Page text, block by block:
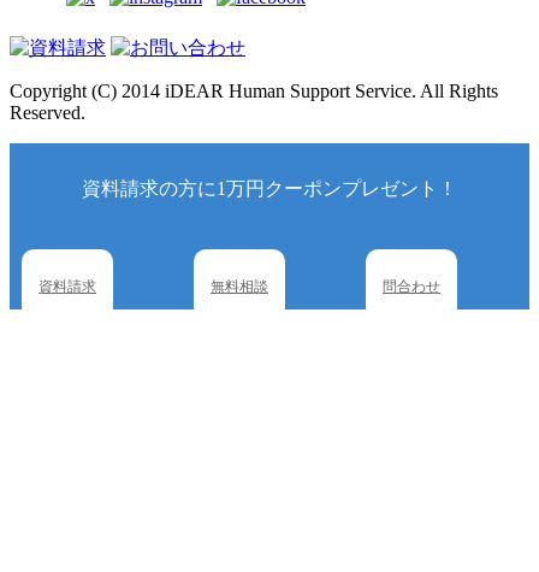
Copyright (C) 2014 iDEAR Human Support Service. All Rights
Reserved.
資料請求の方に1万円クーポンプレゼント！
資料請求 無料相談 問合わせ